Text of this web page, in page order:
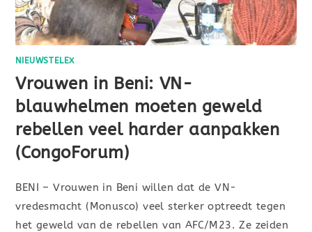
NIEUWSTELEX
Vrouwen in Beni: VN-
blauwhelmen moeten geweld
rebellen veel harder aanpakken
(CongoForum)
BENI – Vrouwen in Beni willen dat de VN-
vredesmacht (Monusco) veel sterker optreedt tegen
het geweld van de rebellen van AFC/M23. Ze zeiden